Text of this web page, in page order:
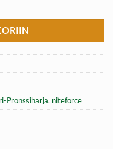
Pronssiharja, niteforce